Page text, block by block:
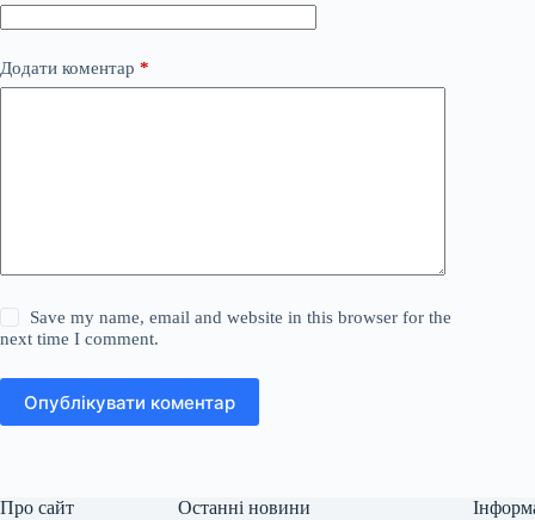
Додати коментар *
Save my name, email and website in this browser for the
next time I comment.
Опублікувати коментар
Про сайт Останні новини